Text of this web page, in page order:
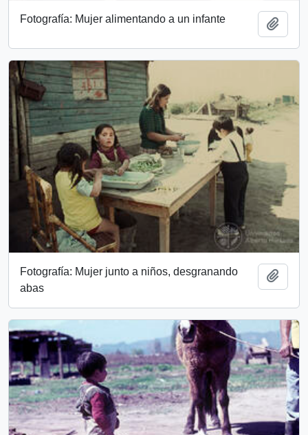
Fotografía: Mujer alimentando a un infante
Fotografía: Mujer junto a niños, desgranando
abas